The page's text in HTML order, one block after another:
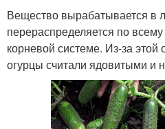
Вещество вырабатывается в
перераспределяется по
корневой системе. Из-за
огурцы считали ядовитыми и